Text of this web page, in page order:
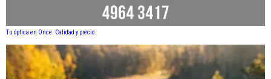
Tu óptica en Once. Calidad y precio.